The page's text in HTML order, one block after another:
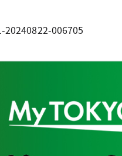
20240822-006705